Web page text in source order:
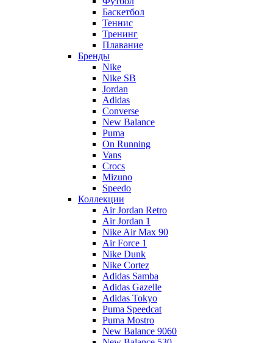
Баскетбол
Теннис
Тренинг
Плавание
Бренды
Nike
Nike SB
Jordan
Adidas
Converse
New Balance
Puma
On Running
Vans
Crocs
Mizuno
Speedo
Коллекции
Air Jordan Retro
Air Jordan 1
Nike Air Max 90
Air Force 1
Nike Dunk
Nike Cortez
Adidas Samba
Adidas Gazelle
Adidas Tokyo
Puma Speedcat
Puma Mostro
New Balance 9060